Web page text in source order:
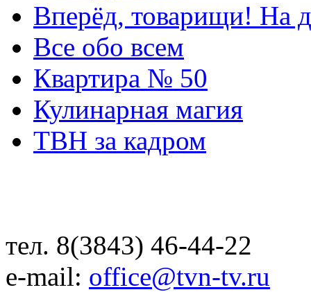
Вперёд, товарищи! На
Все обо всем
Квартира № 50
Кулинарная магия
ТВН за кадром
тел. 8(3843) 46-44-22
e-mail: office@tvn-tv.ru